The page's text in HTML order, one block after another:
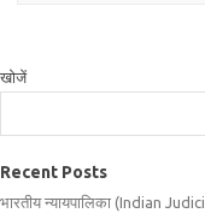
खोजें
Recent Posts
भारतीय न्यायपालिका (Indian